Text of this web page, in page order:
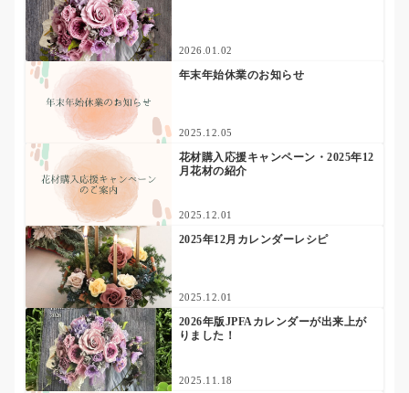
2026.01.02
年末年始休業のお知らせ
2025.12.05
花材購入応援キャンペーン・2025年12
月花材の紹介
2025.12.01
2025年12月カレンダーレシピ
2025.12.01
2026年版JPFAカレンダーが出来上が
りました！
2025.11.18